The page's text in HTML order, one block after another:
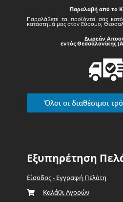
Παραλαβή από το
Παραλάβετε τα προϊόντα σας
κατάστημά μας στον Εύοσμο,
Δωρεάν
εντός Θεσσαλονίκης
Όλοι οι διαθέσιμοι
Εξυπηρέτηση
Είσοδος - Εγγραφή Πελάτη
Καλάθι Αγορών